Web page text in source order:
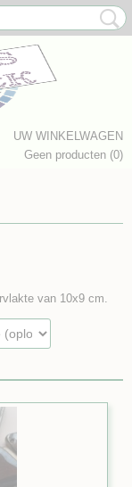
UW WINKELWAGEN
Geen producten (0)
van 10x9 cm.